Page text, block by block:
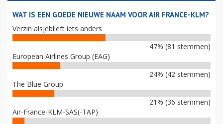
WAT IS EEN GOEDE NIEUWE NAAM VOOR AIR FRANCE-KLM?
Verzin alsjeblieft iets anders
47% (81 stemmen)
European Airlines Group (EAG)
24% (42 stemmen)
The Blue Group
21% (36 stemmen)
Air-France-KLM-SAS(-TAP)